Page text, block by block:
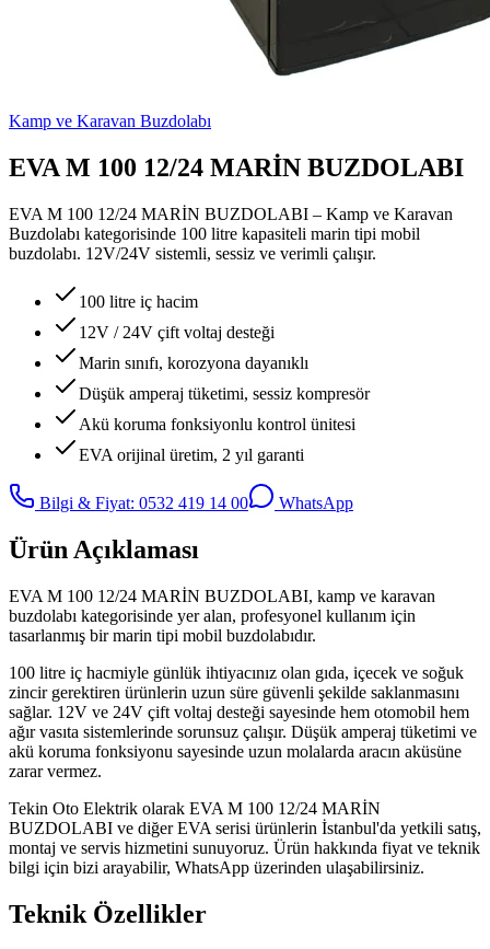
Kamp ve Karavan Buzdolabı
EVA M 100 12/24 MARİN BUZDOLABI
EVA M 100 12/24 MARİN BUZDOLABI – Kamp ve Karavan
Buzdolabı kategorisinde 100 litre kapasiteli marin tipi mobil
buzdolabı. 12V/24V sistemli, sessiz ve verimli çalışır.
100 litre iç hacim
12V / 24V çift voltaj desteği
Marin sınıfı, korozyona dayanıklı
Düşük amperaj tüketimi, sessiz kompresör
Akü koruma fonksiyonlu kontrol ünitesi
EVA orijinal üretim, 2 yıl garanti
Bilgi & Fiyat: 0532 419 14 00 WhatsApp
Ürün Açıklaması
EVA M 100 12/24 MARİN BUZDOLABI, kamp ve karavan
buzdolabı kategorisinde yer alan, profesyonel kullanım için
tasarlanmış bir marin tipi mobil buzdolabıdır.
100 litre iç hacmiyle günlük ihtiyacınız olan gıda, içecek ve soğuk
zincir gerektiren ürünlerin uzun süre güvenli şekilde saklanmasını
sağlar. 12V ve 24V çift voltaj desteği sayesinde hem otomobil hem
ağır vasıta sistemlerinde sorunsuz çalışır. Düşük amperaj tüketimi ve
akü koruma fonksiyonu sayesinde uzun molalarda aracın aküsüne
zarar vermez.
Tekin Oto Elektrik olarak EVA M 100 12/24 MARİN
BUZDOLABI ve diğer EVA serisi ürünlerin İstanbul'da yetkili satış,
montaj ve servis hizmetini sunuyoruz. Ürün hakkında fiyat ve teknik
bilgi için bizi arayabilir, WhatsApp üzerinden ulaşabilirsiniz.
Teknik Özellikler